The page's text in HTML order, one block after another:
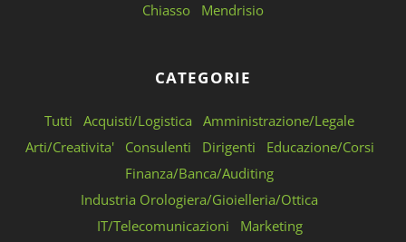
Chiasso
Mendrisio
CATEGORIE
Tutti Acquisti/Logistica
Amministrazione/Legale
Arti/Creativita'
Consulenti Dirigenti
Educazione/Corsi
Finanza/Banca/Auditing
Industria Orologiera/Gioielleria/Ottica
IT/Telecomunicazioni
Marketing